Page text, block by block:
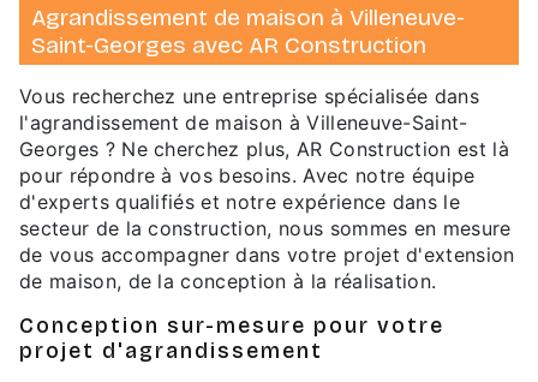
Agrandissement de maison à Villeneuve-
Saint-Georges avec AR Construction
Vous recherchez une entreprise spécialisée dans
l'agrandissement de maison à Villeneuve-Saint-
Georges ? Ne cherchez plus, AR Construction est là
pour répondre à vos besoins. Avec notre équipe
d'experts qualifiés et notre expérience dans le
secteur de la construction, nous sommes en mesure
de vous accompagner dans votre projet d'extension
de maison, de la conception à la réalisation.
Conception sur-mesure pour votre
projet d'agrandissement